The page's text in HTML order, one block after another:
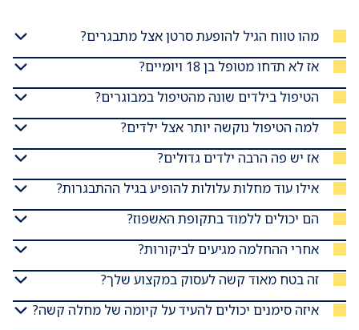
מהו טווח הגיל להופעת סרטן אצל מתבגרים?
אז לא תדחו מטופל בן 18 ויומיים?
הטיפול בילדים שונה מהטיפול במבוגרים?
למה הטיפול נוקשה יותר אצל ילדים?
אז יש פה הרבה ילדים גדולים?
אילו עוד מחלות עלולות להופיע בגיל ההתבגרות?
הם יכולים ללמוד בתקופת האשפוז?
אחרי ההחלמה מגיעים לביקורות?
זה בטח מאוד קשה לעסוק במקצוע שלך?
איזה סימנים יכולים להעיד על קיומה של מחלה קשה?